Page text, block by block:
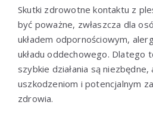
Skutki zdrowotne kontaktu z
być poważne, zwłaszcza dla
układem odpornościowym,
układu oddechowego. Dlatego
szybkie działania są
uszkodzeniom i potencjalnym
zdrowia.